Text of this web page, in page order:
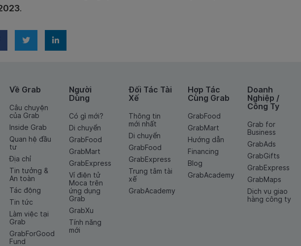
.
Về Grab
Câu chuyện
của Grab
Inside Grab
Quan hệ đầu
tư
Địa chỉ
Tin tưởng &
An toàn
Tác động
Tin tức
Làm việc tại
Grab
GrabForGood
Fund
Người
Dùng
Có gì mới?
Di chuyển
GrabFood
GrabMart
GrabExpress
Ví điện tử
Moca trên
ứng dụng
Grab
GrabXu
Tính năng
mới
Đối Tác Tài
Xế
Thông tin
mới nhất
Di chuyển
GrabFood
GrabExpress
Trung tâm tài
xế
GrabAcademy
Hợp Tác
Cùng Grab
GrabFood
GrabMart
Hướng dẫn
Financing
Blog
GrabAcademy
Doanh
Nghiệp /
Công Ty
Grab for
Business
GrabAds
GrabGifts
GrabExpress
GrabMaps
Dịch vụ giao
hàng công ty